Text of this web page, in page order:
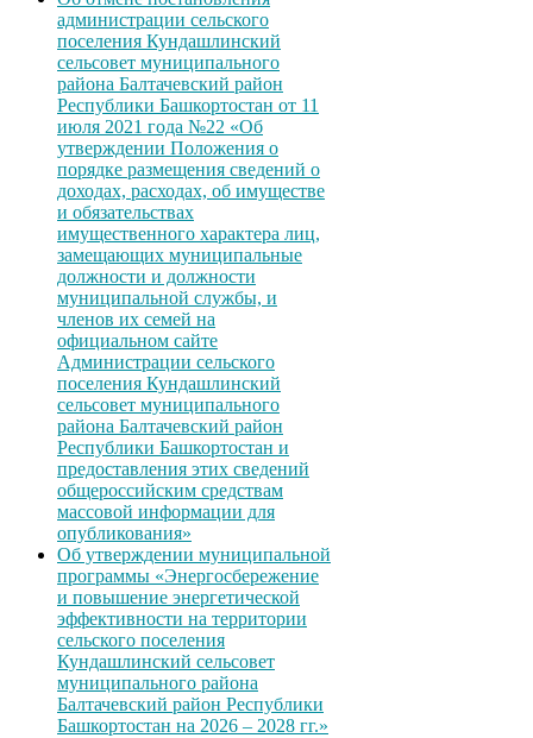
администрации сельского
поселения Кундашлинский
сельсовет муниципального
района Балтачевский район
Республики Башкортостан от 11
июля 2021 года №22 «Об
утверждении Положения о
порядке размещения сведений о
доходах, расходах, об имуществе
и обязательствах
имущественного характера лиц,
замещающих муниципальные
должности и должности
муниципальной службы, и
членов их семей на
официальном сайте
Администрации сельского
поселения Кундашлинский
сельсовет муниципального
района Балтачевский район
Республики Башкортостан и
предоставления этих сведений
общероссийским средствам
массовой информации для
опубликования»
Об утверждении муниципальной
программы «Энергосбережение
и повышение энергетической
эффективности на территории
сельского поселения
Кундашлинский сельсовет
муниципального района
Балтачевский район Республики
Башкортостан на 2026 – 2028 гг.»